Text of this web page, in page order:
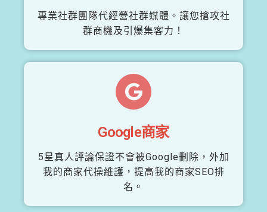
專業社群團隊代經營社群媒體。讓您搶攻社
群商機及引爆集客力！
Google商家
5星真人評論保證不會被Google刪除，外加
我的商家代操維護，提高我的商家SEO排
名。